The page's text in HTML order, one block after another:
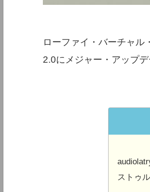
ローファイ・バーチャル
2.0にメジャー・アップデ
ストゥ